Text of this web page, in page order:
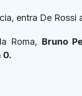
entra De Rossi
Roma, Bruno
0.